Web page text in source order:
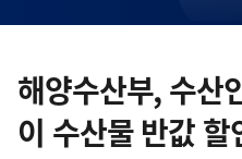
텐
츠
영
해양수산부, 수산
이 수산물 반값 할